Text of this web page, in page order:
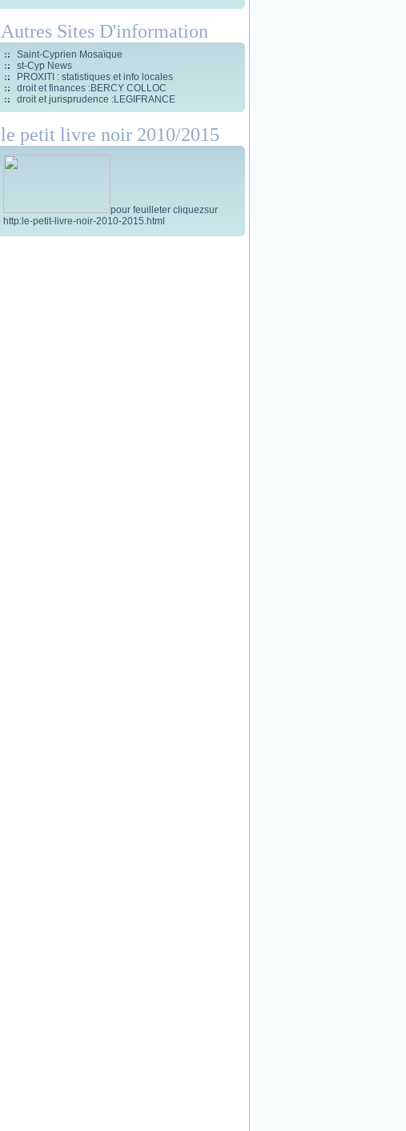
Autres Sites D'information
Saint-Cyprien Mosaïque
st-Cyp News
PROXITI : statistiques et info locales
droit et finances :BERCY COLLOC
droit et jurisprudence :LEGIFRANCE
le petit livre noir 2010/2015
pour feuilleter cliquezsur
http:le-petit-livre-noir-2010-2015.html